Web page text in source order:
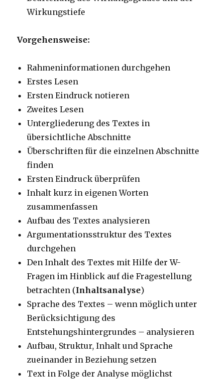
Wirkungstiefe
Vorgehensweise:
Rahmeninformationen durchgehen
Erstes Lesen
Ersten Eindruck notieren
Zweites Lesen
Untergliederung des Textes in
übersichtliche Abschnitte
Überschriften für die einzelnen Abschnitte
finden
Ersten Eindruck überprüfen
Inhalt kurz in eigenen Worten
zusammenfassen
Aufbau des Textes analysieren
Argumentationsstruktur des Textes
durchgehen
Den Inhalt des Textes mit Hilfe der W-
Fragen im Hinblick auf die Fragestellung
betrachten (Inhaltsanalyse)
Sprache des Textes – wenn möglich unter
Berücksichtigung des
Entstehungshintergrundes – analysieren
Aufbau, Struktur, Inhalt und Sprache
zueinander in Beziehung setzen
Text in Folge der Analyse möglichst